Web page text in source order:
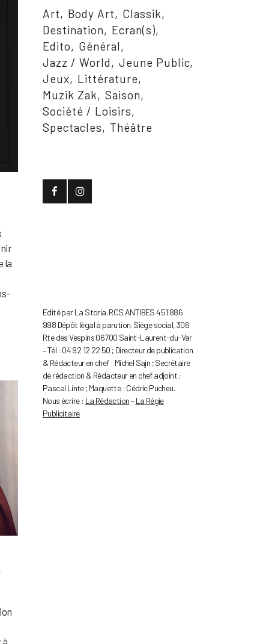
la
à
Art Body Art
Classik
Destination
Ecran(s)
Edito
Général
Jazz / World
Jeune Public
Jeux
Littérature
Muzik Zak
Saison
Société / Loisirs
Spectacles
Théâtre
Edité par La Storia. RCS ANTIBES 451 886
998 Dépôt légal à parution. Siège social, 306
Rte des Vespins 06700 Saint-Laurent-du-Var
– Tél : 04 92 12 22 50 ; Directeur de publication
& Rédacteur en chef : Michel Sajn ; Secrétaire
de rédaction & Rédacteur en chef adjoint :
Pascal Linte ; Maquette : Cédric Pucheu.
Nous écrire : La Rédaction–La Régie
Publicitaire